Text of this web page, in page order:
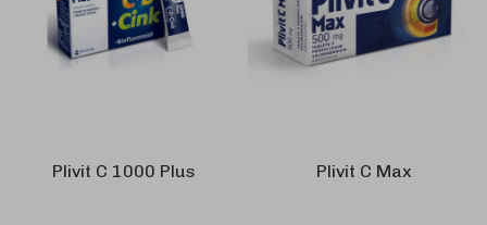
Plivit C 1000 Plus Plivit C Max